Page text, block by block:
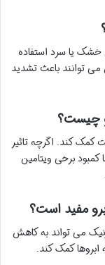
خشک یا سرد استفاده
توانند باعث تشدید
چیست؟
کمک کند. اگرچه تاثیر
برخی ویتامین
مفید است؟
می تواند به کاهش
کمک کند.